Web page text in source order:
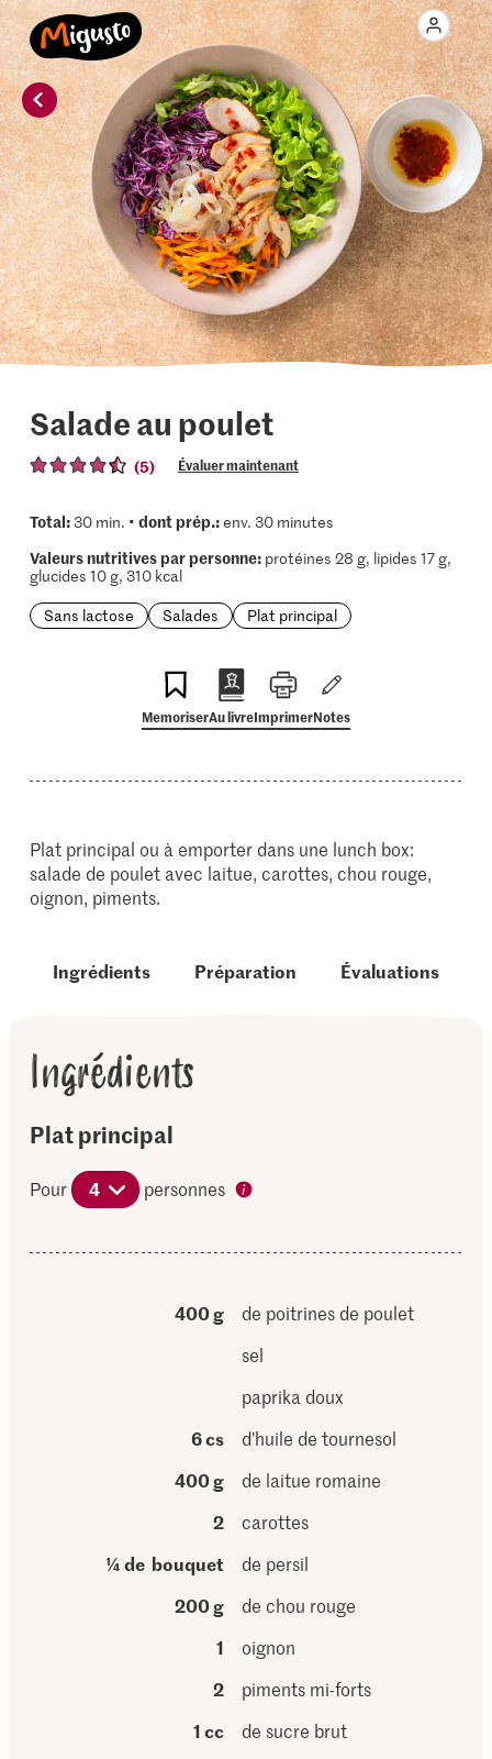
Salade au poulet
(5) Évaluer maintenant
Total:30 min. • dont prép.:env. 30 minutes
Valeurs nutritives par personne:protéines 28 g, lipides 17 g,
glucides 10 g, 310 kcal
Sans lactose
Salades Plat principal
MemoriserAu livreImprimerNotes
Plat principal ou à emporter dans une lunch box:
salade de poulet avec laitue, carottes, chou rouge,
oignon, piments.
Ingrédients Préparation Évaluations
Ingrédients
Plat principal
Pour 4 personnes
400 g
de poitrines de poulet
sel
paprika doux
6 cs
d’huile de tournesol
400 g
de laitue romaine
2
carottes
¼ de bouquet
de persil
200 g
de chou rouge
1
oignon
2
piments mi-forts
1 cc
de sucre brut